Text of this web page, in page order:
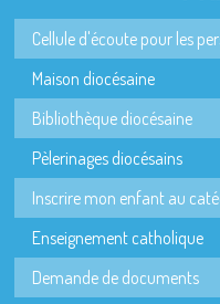
Cellule d'écoute pour les
Maison diocésaine
Bibliothèque diocésaine
Pèlerinages diocésains
Inscrire mon enfant au
Enseignement catholique
Demande de documents